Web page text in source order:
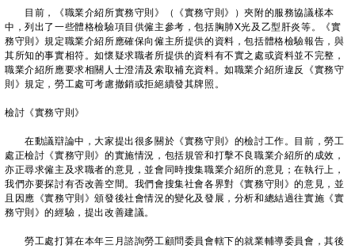
目前，《職業介紹所實務守則》（《實務守則》）夾附的服務協議樣本
中，列出了一些體格檢驗項目供僱主參考，包括胸肺X光及乙型肝炎等。《實
務守則》規定職業介紹所應確保向僱主所提供的資料，包括體格檢驗報告，與
其所知的事實相符。如懷疑求職者所提供的資料有不實之處或資料並不完整，
職業介紹所應要求相關人士澄清及索取補充資料。如職業介紹所違反《實務守
則》規定，勞工處可考慮撤銷或拒絕續發其牌照。
檢討《實務守則》
在動議辯論中，大家提出很多關於《實務守則》的檢討工作。目前，勞工
處正檢討《實務守則》的實施情況，包括規管和打擊不良職業介紹所的成效，
亦正尋求僱主及求職者的意見，並會同時搜集職業介紹所的意見；在執行上，
我們亦要探討有否改善空間。我們會搜集社會各界對《實務守則》的意見，並
且因應《實務守則》頒發後社會情況的變化及發展，分析和總結過往實施《實
務守則》的經驗，提出改善建議。
勞工處打算在本年三月諮詢勞工顧問委員會轄下的就業輔導委員會，其後